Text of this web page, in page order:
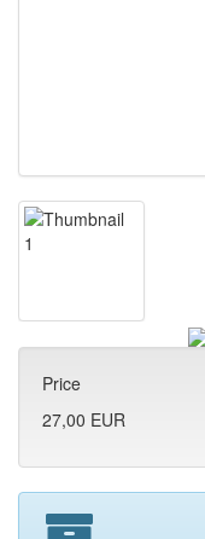
Price
27,00 EUR